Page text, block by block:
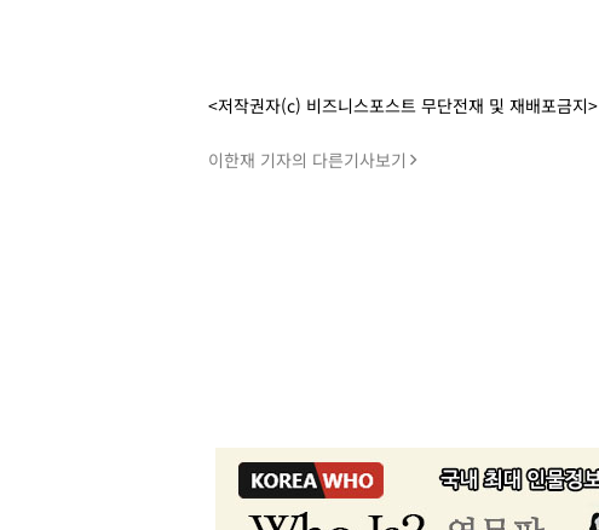
<저작권자(c) 비즈니스포스트 무단전재 및 재배포금지>
이한재 기자의 다른기사보기